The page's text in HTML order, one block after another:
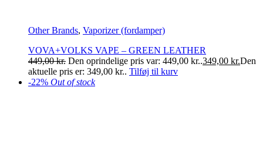
Other Brands, Vaporizer (fordamper)
VOVA+VOLKS VAPE – GREEN LEATHER
449,00kr. Den oprindelige pris var: 449,00 kr..349,00 kr.Den
aktuelle pris er: 349,00 kr.. Tilføj til kurv
-22% Out of stock